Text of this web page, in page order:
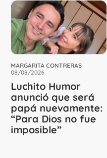
MARGARITA CONTRERAS
08/08/2026
Luchito Humor
anunció que será
papá nuevamente:
“Para Dios no fue
imposible”